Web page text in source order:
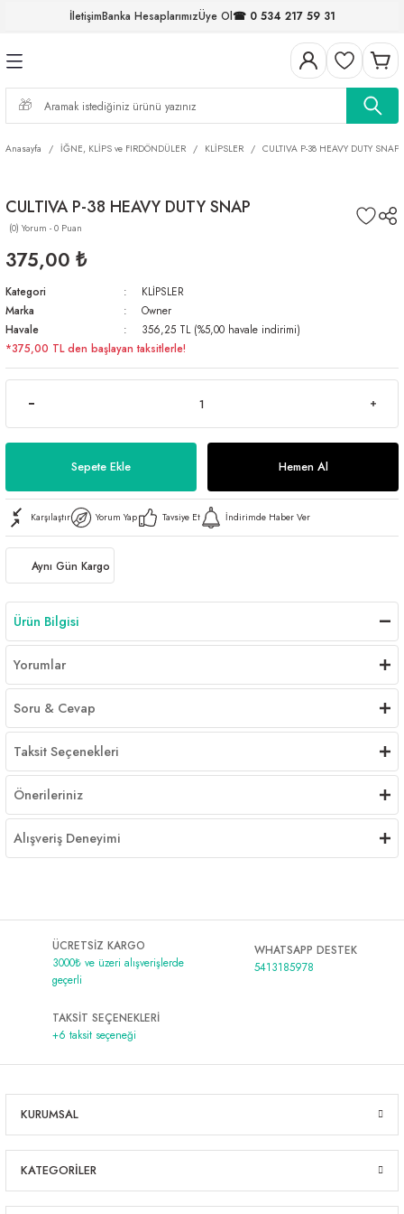
İletişimBanka HesaplarımızÜye Ol☎ 0 534 217 59 31
Geri Dön
Geri Dön
Geri Dön
Geri Dön
FIRDÖNDÜLER
Geri Dön
Geri Dön
Geri Dön
Geri Dön
Anasayfa İĞNE, KLİPS ve FIRDÖNDÜLER KLİPSLER CULTIVA P-38 HEAVY DUTY SNAP
CULTIVA P-38 HEAVY DUTY SNAP
(0) Yorum - 0 Puan
375,00 ₺
Kategori
KLİPSLER
Marka
Owner
Havale
356,25 TL (%5,00 havale indirimi)
*375,00 TL den başlayan taksitlerle!
Sepete Ekle Hemen Al
Karşılaştır Yorum Yap Tavsiye Et İndirimde Haber Ver
Aynı Gün Kargo
Ürün Bilgisi
Yorumlar
Soru & Cevap
Taksit Seçenekleri
Önerileriniz
Alışveriş Deneyimi
ÜCRETSİZ KARGO
3000₺ ve üzeri alışverişlerde
geçerli
WHATSAPP DESTEK
5413185978
TAKSİT SEÇENEKLERİ
+6 taksit seçeneği
KURUMSAL
KATEGORİLER